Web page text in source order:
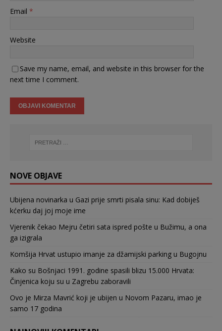
Email *
Website
Save my name, email, and website in this browser for the
next time I comment.
NOVE OBJAVE
Ubijena novinarka u Gazi prije smrti pisala sinu: Kad dobiješ
kćerku daj joj moje ime
Vjerenik čekao Mejru četiri sata ispred pošte u Bužimu, a ona
ga izigrala
Komšija Hrvat ustupio imanje za džamijski parking u Bugojnu
Kako su Bošnjaci 1991. godine spasili blizu 15.000 Hrvata:
Činjenica koju su u Zagrebu zaboravili
Ovo je Mirza Mavrić koji je ubijen u Novom Pazaru, imao je
samo 17 godina